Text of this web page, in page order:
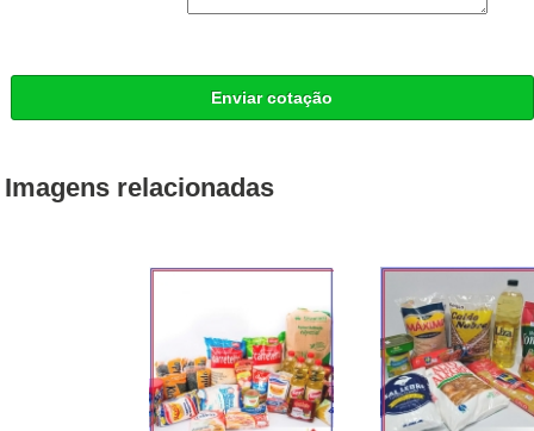
Enviar cotação
Imagens relacionadas